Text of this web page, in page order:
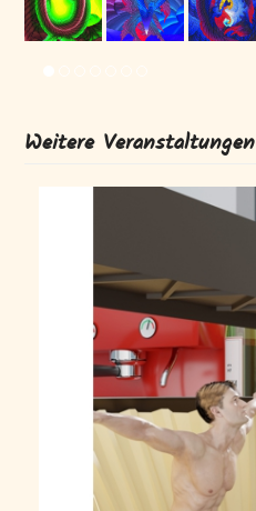
Weitere Veranstaltungen